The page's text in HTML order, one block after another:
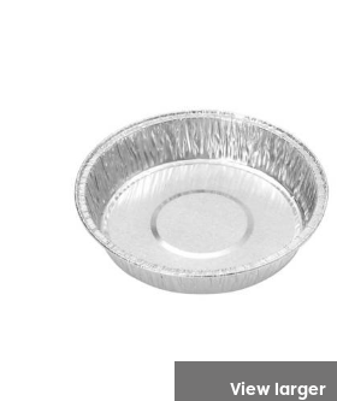
View larger